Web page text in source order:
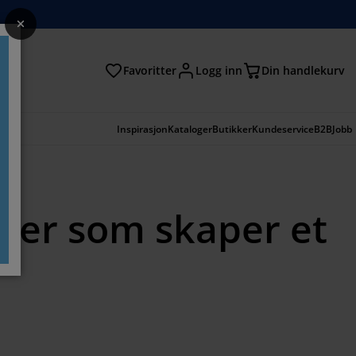
Favoritter Logg inn Din handlekurv
InspirasjonKatalogerButikkerKundeserviceB2BJobb
som skaper et